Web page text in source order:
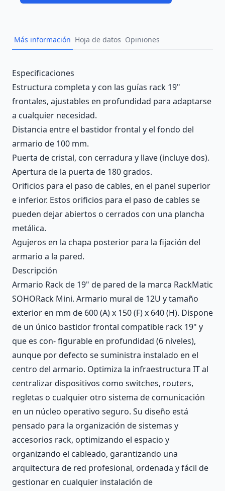
Más información Hoja de datos Opiniones
Description
Especificaciones
Estructura completa y con las guías rack 19"
frontales, ajustables en profundidad para adaptarse
a cualquier necesidad.
Distancia entre el bastidor frontal y el fondo del
armario de 100 mm.
Puerta de cristal, con cerradura y llave (incluye dos).
Apertura de la puerta de 180 grados.
Orificios para el paso de cables, en el panel superior
e inferior. Estos orificios para el paso de cables se
pueden dejar abiertos o cerrados con una plancha
metálica.
Agujeros en la chapa posterior para la fijación del
armario a la pared.
Descripción
Armario Rack de 19" de pared de la marca RackMatic
SOHORack Mini. Armario mural de 12U y tamaño
exterior en mm de 600 (A) x 150 (F) x 640 (H). Dispone
de un único bastidor frontal compatible rack 19" y
que es con- figurable en profundidad (6 niveles),
aunque por defecto se suministra instalado en el
centro del armario. Optimiza la infraestructura IT al
centralizar dispositivos como switches, routers,
regletas o cualquier otro sistema de comunicación
en un núcleo operativo seguro. Su diseño está
pensado para la organización de sistemas y
accesorios rack, optimizando el espacio y
organizando el cableado, garantizando una
arquitectura de red profesional, ordenada y fácil de
gestionar en cualquier instalación de